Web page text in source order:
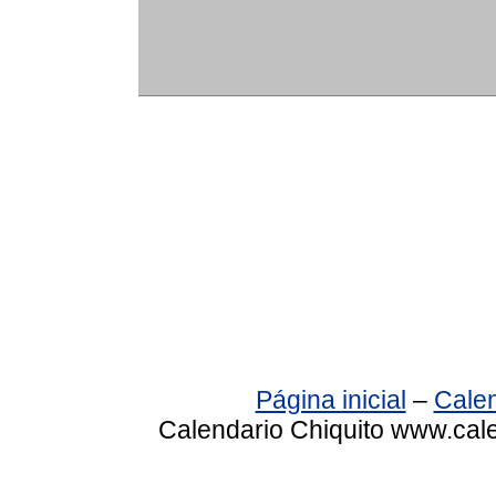
Página inicial –
Calendario Chiquito